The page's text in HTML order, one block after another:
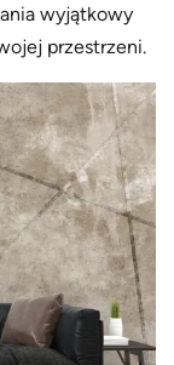
wyjątkowy
przestrzeni.